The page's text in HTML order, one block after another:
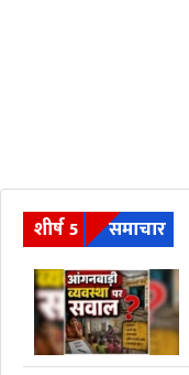
शीर्ष 5 समाचार